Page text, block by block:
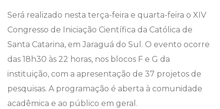
Será realizado nesta terça-feira e quarta-feira o XIV
Congresso de Iniciação Científica da Católica de
Santa Catarina, em Jaraguá do Sul. O evento ocorre
das 18h30 às 22 horas, nos blocos F e G da
instituição, com a apresentação de 37 projetos de
pesquisas. A programação é aberta à comunidade
acadêmica e ao público em geral.